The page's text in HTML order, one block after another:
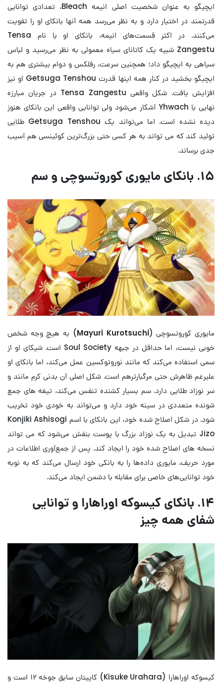
ایچیگو به عنوان شخصیت اصلی انیمه Bleach، تعدادی توانایی
قدرتمند در اختیار دارد و به نظر می‌رسد همه آنها بانکای او را تقویت
می‌کنند. در اکثر قسمت‌های انیمه، بانکای او با نام Tensa
Zangestu شبیه یک کاتانای سیاه معمولی به نظر می‌رسید و لباس
سیاهی به ایچیگو داد؛ همچنین سرعت، رفلکس و دوام بیشتری هم به
ایچیگو بخشید در کنار همه اینها قدرت Getsuga Tenshou او نیز
افزایش یافت. شکل واقعی Tensa Zangestu در جریان مبارزه
نهایی با Yhwach آشکار می‌شود ولی توانایی واقعی این بانکای هنوز
دیده نشده است. اما می‌تواند یک Getsuga Tenshou طلایی
تولید کند که می تواند به هر کسی حتی بزرگ‌ترین کوئینسی هم آسیب
جدی برساند.
۱۵. بانکای مایوری کوروتسوچی و سم
مایوری کوروتسوچی (Mayuri Kurotsuchi) به هیچ وجه شخص
خوبی نیست، اما حداقل در جبهه Soul Society است. شیکای او از
سمی استفاده می‌کند که مانند نوروتوکسین عمل می‌کند، اما بانکای او
علیرغم ظاهرش حتی مرگبارترهم است. شکل اصلی آن بدنی کرم مانند و
سر نوزاد طلایی دارد. سم بسیار کشنده تنفس می‌کند، تیغه های جمع
شونده متعددی در سینه خود دارد و می‌تواند به خودی خود تخریب
شود. در شکل اصلاح شده خود، این بانکای با اسم Konjiki Ashisogi
Jizo تبدیل به یک نوزاد بزرگ با پوست بنفش می‌شود که می تواند
نسخه های اصلاح شده خود را ایجاد کند. پس از جمع‌آوری اطلاعات در
مورد حریف، مایوری داده‌ها را به بانکی خود ارسال می‌کند که به نوبه
خود توانایی‌های خاصی برای مقابله با دشمن ایجاد می‌کند.
۱۴. بانکای کیسوکه اوراهارا و توانایی
شفای همه چیز
کیسوکه اوراهارا (Kisuke Urahara) کاپیتان سابق جوخه ۱۲ است و